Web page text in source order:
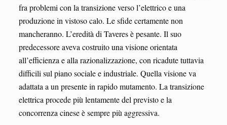
fra problemi con la transizione verso l’elettrico e una
produzione in vistoso calo. Le sfide certamente non
mancheranno. L’eredità di Taveres è pesante. Il suo
predecessore aveva costruito una visione orientata
all’efficienza e alla razionalizzazione, con ricadute tuttavia
difficili sul piano sociale e industriale. Quella visione va
adattata a un presente in rapido mutamento. La transizione
elettrica procede più lentamente del previsto e la
concorrenza cinese è sempre più aggressiva.